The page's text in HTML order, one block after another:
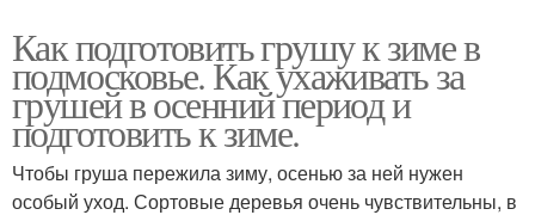
Как подготовить грушу к зиме в
подмосковье. Как ухаживать за
грушей в осенний период и
подготовить к зиме.
Чтобы груша пережила зиму, осенью за ней нужен
особый уход. Сортовые деревья очень чувствительны, в